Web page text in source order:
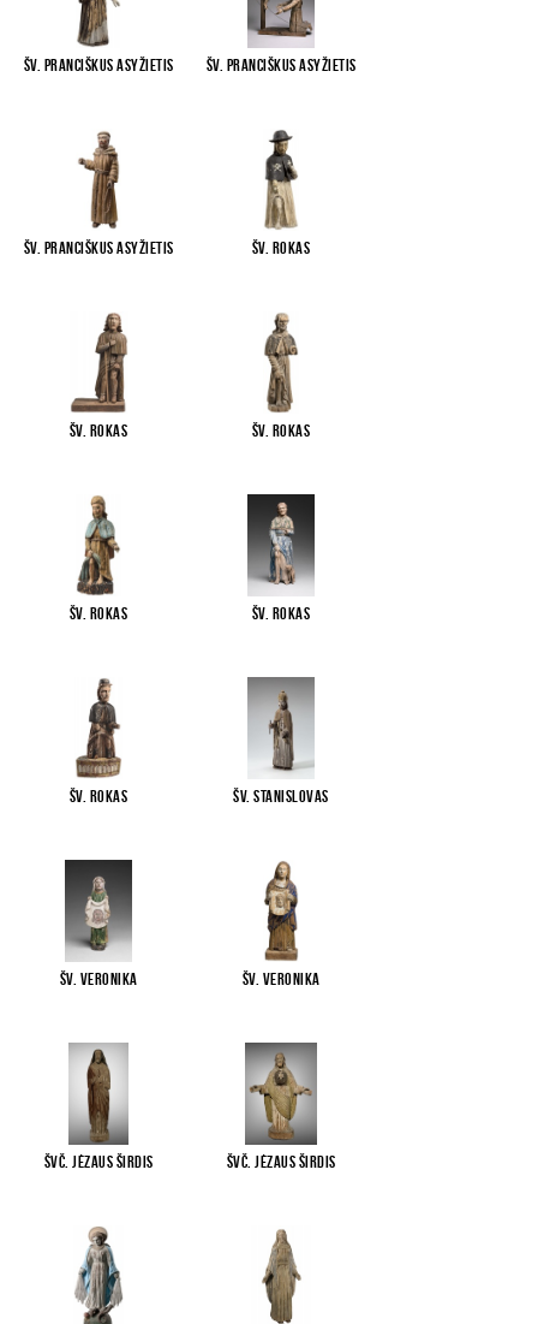
Šv. Pranciškus Asyžietis Šv. Pranciškus Asyžietis
Šv. Pranciškus Asyžietis Šv. Rokas
Šv. Rokas Šv. Rokas
Šv. Rokas Šv. Rokas
Šv. Rokas Šv. Stanislovas
Šv. Veronika Šv. Veronika
Švč. Jėzaus Širdis Švč. Jėzaus Širdis